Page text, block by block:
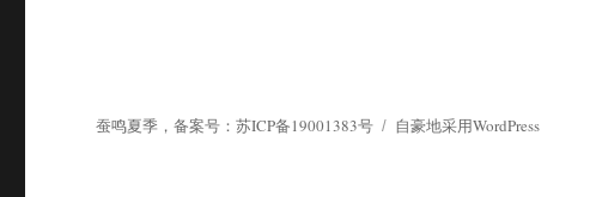
蚕鸣夏季 ，备案号：苏ICP备19001383号 自豪地采用WordPress